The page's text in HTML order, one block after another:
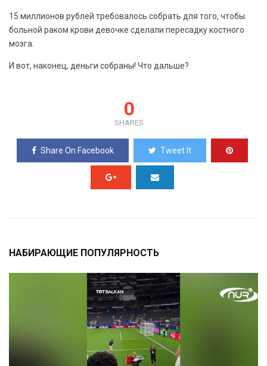
15 миллионов рублей требовалось собрать для того, чтобы
больной раком крови девочке сделали пересадку костного
мозга.
И вот, наконец, деньги собраны! Что дальше?
0
SHARES
Share On Facebook Tweet It
НАБИРАЮЩИЕ ПОПУЛЯРНОСТЬ